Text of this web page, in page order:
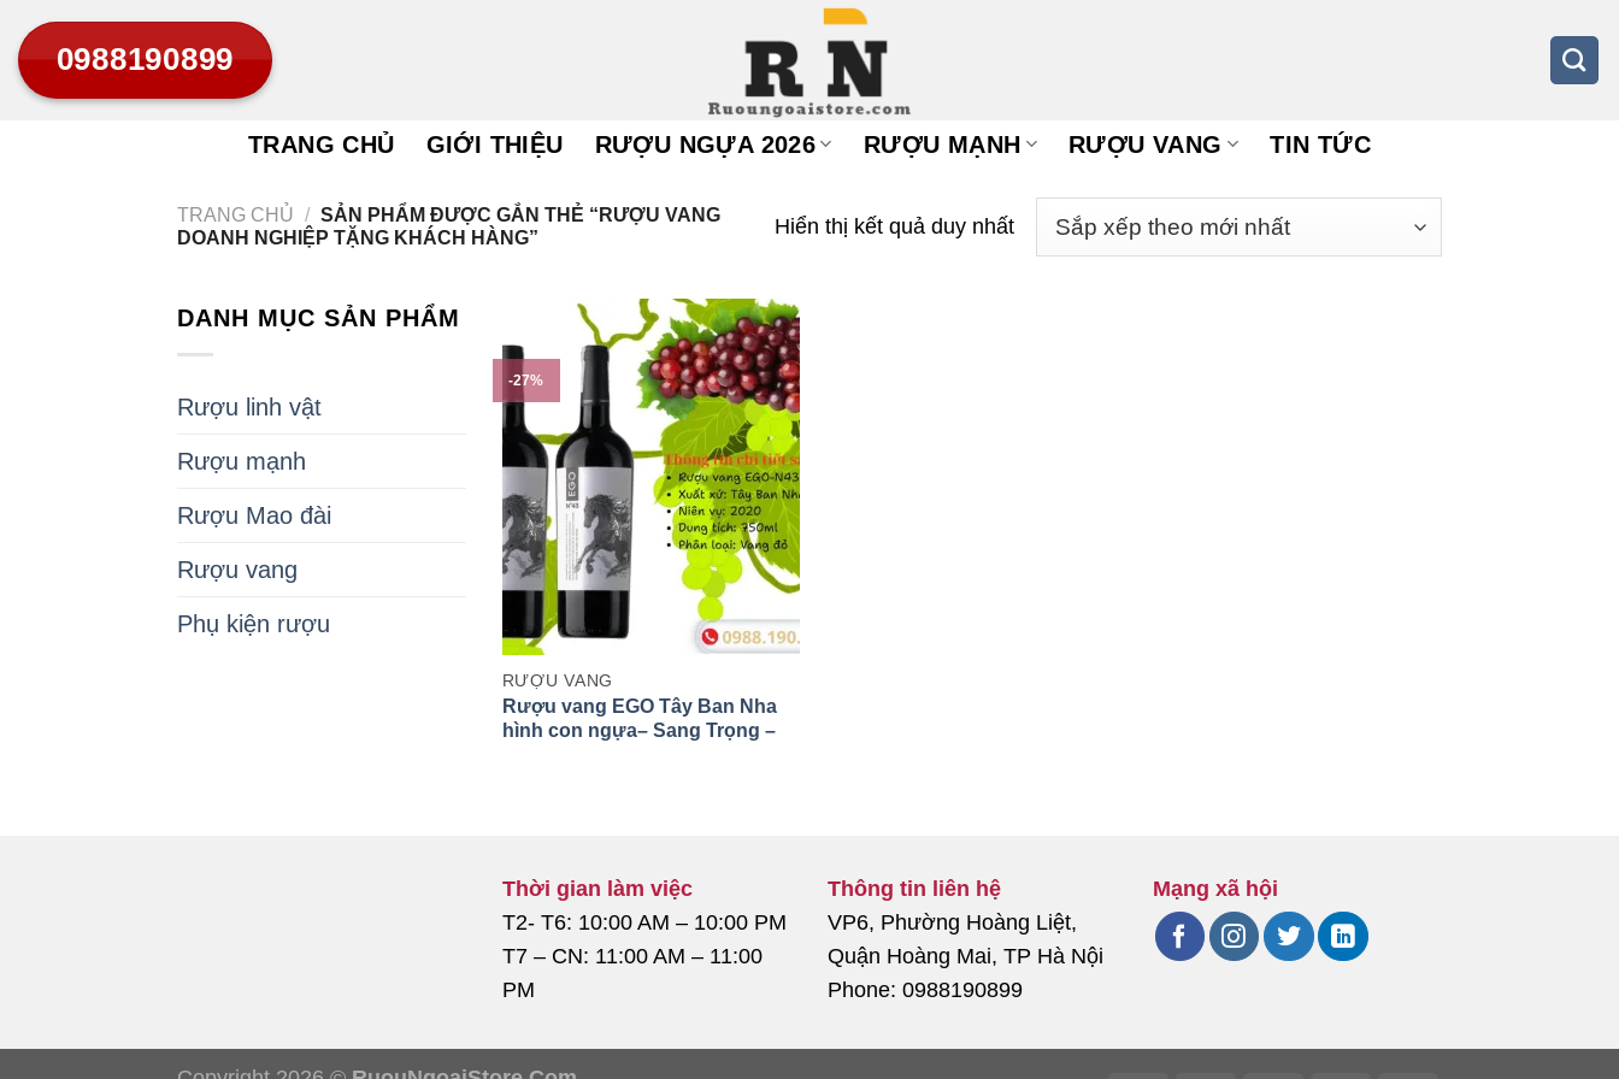
qua
nội
0988190899
TRANG CHỦ GIỚI THIỆU RƯỢU NGỰA 2026 RƯỢU MẠNH RƯỢU VANG TIN TỨC
TRANG CHỦ / SẢN PHẨM ĐƯỢC GẮN THẺ “RƯỢU VANG
DOANH NGHIỆP TẶNG KHÁCH HÀNG”
Hiển thị kết quả duy nhất
DANH MỤC SẢN PHẨM
Rượu linh vật
Rượu mạnh
Rượu Mao đài
Rượu vang
Phụ kiện rượu
-27%
RƯỢU VANG
Rượu vang EGO Tây Ban Nha
hình con ngựa– Sang Trọng –
Thời gian làm việc
T2- T6: 10:00 AM – 10:00 PM
T7 – CN: 11:00 AM – 11:00
PM
Thông tin liên hệ
VP6, Phường Hoàng Liệt,
Quận Hoàng Mai, TP Hà Nội
Phone: 0988190899
Mạng xã hội